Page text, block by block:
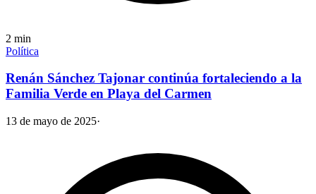
2 min
Política
Renán Sánchez Tajonar continúa fortaleciendo a la
Familia Verde en Playa del Carmen
13 de mayo de 2025·